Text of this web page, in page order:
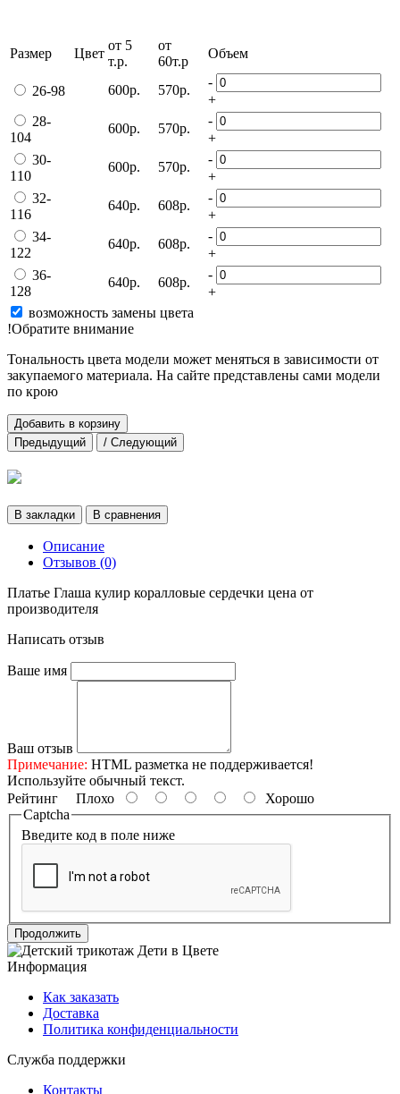
Размер Цвет
от 5
т.р.
от
60т.р
Объем
26-98 600р. 570р.
-
+
28-
104
600р. 570р.
-
+
30-
110
600р. 570р.
-
+
32-
116
640р. 608р.
-
+
34-
122
640р. 608р.
-
+
36-
128
640р. 608р.
-
+
возможность замены цвета
!Обратите внимание
Тональность цвета модели может меняться в зависимости от
закупаемого материала. На сайте представлены сами модели
по крою
Добавить в корзину
Предыдущий
/ Следующий
В закладки В сравнения
Описание
Отзывов (0)
Платье Глаша кулир коралловые сердечки цена от
производителя
Написать отзыв
Ваше имя
Ваш отзыв
Примечание: HTML разметка не поддерживается!
Используйте обычный текст.
Рейтинг Плохо
Хорошо
Captcha
Введите код в поле ниже
Продолжить
Информация
Как заказать
Доставка
Политика конфиденциальности
Служба поддержки
Контакты